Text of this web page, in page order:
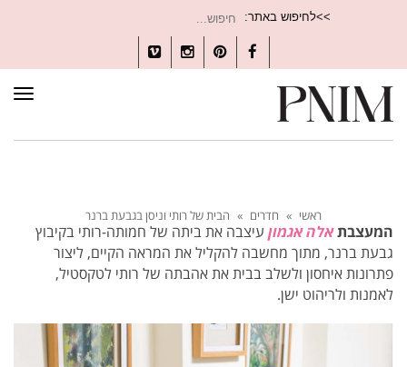
>>לחיפוש באתר:
עבור:
Facebook
Pinterest
Instagram
Vimeo
ראשי » חדרים » הבית של רותי וניסן בגבעת ברנר
המעצבתאלה אגמון עיצבה את ביתה של חמותה-רותי בקיבוץ
גבעת ברנר, מתוך מחשבה להקליל את המראה הקיים, ליצור
פתרונות איחסון ולשלב בבית את אהבתה של רותי לטקסטיל,
לאמנות ולריהוט ישן.